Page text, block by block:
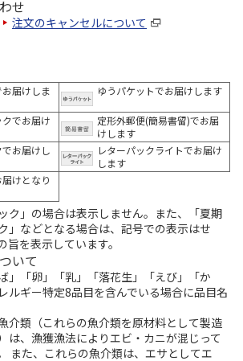
せ
注文のキャンセルについて
届けしま
ゆうパケットでお届けします
でお届け
定形外郵便(簡易書留)でお届
けします
お届けし
レターパックライトでお届け
します
けとなり
ク」の場合は表示しません。また、「夏期
」などとなる場合は、記号での表示はせ
を表示しています。
いて
」「卵」「乳」「落花生」「えび」「か
ルギー特定8品目を含んでいる場合に品目名
介類（これらの魚介類を原材料として製造
は、漁獲漁法によりエビ・カニが混じって
また、これらの魚介類は、エサとしてエ